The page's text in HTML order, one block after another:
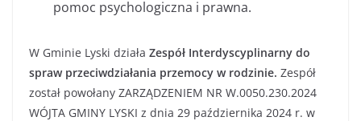
pomoc psychologiczna i prawna.
W Gminie Lyski działa Zespół Interdyscyplinarny do
spraw przeciwdziałania przemocy w rodzinie. Zespół
został powołany ZARZĄDZENIEM NR W.0050.230.2024
WÓJTA GMINY LYSKI z dnia 29 października 2024 r. w